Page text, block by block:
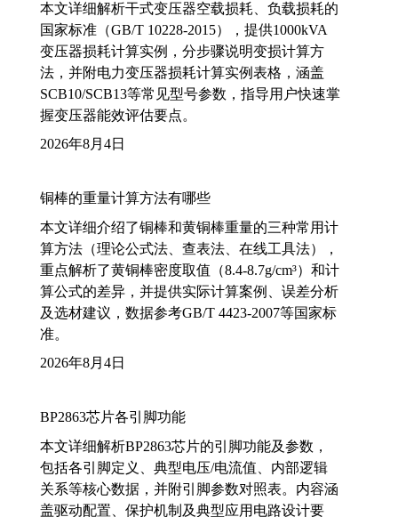
本文详细解析干式变压器空载损耗、负载损耗的
国家标准（GB/T 10228-2015），提供1000kVA
变压器损耗计算实例，分步骤说明变损计算方
法，并附电力变压器损耗计算实例表格，涵盖
SCB10/SCB13等常见型号参数，指导用户快速掌
握变压器能效评估要点。
2026年8月4日
铜棒的重量计算方法有哪些
本文详细介绍了铜棒和黄铜棒重量的三种常用计
算方法（理论公式法、查表法、在线工具法），
重点解析了黄铜棒密度取值（8.4-8.7g/cm³）和计
算公式的差异，并提供实际计算案例、误差分析
及选材建议，数据参考GB/T 4423-2007等国家标
准。
2026年8月4日
BP2863芯片各引脚功能
本文详细解析BP2863芯片的引脚功能及参数，
包括各引脚定义、典型电压/电流值、内部逻辑
关系等核心数据，并附引脚参数对照表。内容涵
盖驱动配置、保护机制及典型应用电路设计要